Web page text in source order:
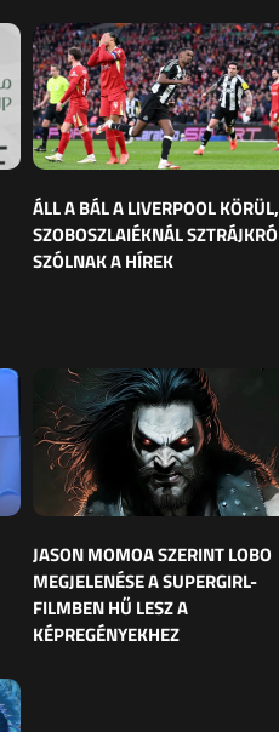
ÁLL A BÁL A LIVERPOOL KÖRÜL,
SZOBOSZLAIÉKNÁL
SZÓLNAK A HÍREK
JASON MOMOA SZERINT LOBO
MEGJELENÉSE A SUPERGIRL-
FILMBEN HŰ LESZ A
KÉPREGÉNYEKHEZ